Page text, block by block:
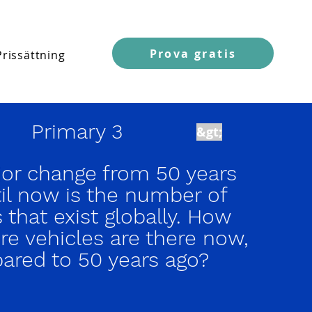
Prova gratis
Primary 3 &gt;
change from 50 years
now is the number of
that exist globally. How
vehicles are there now,
to 50 years ago?